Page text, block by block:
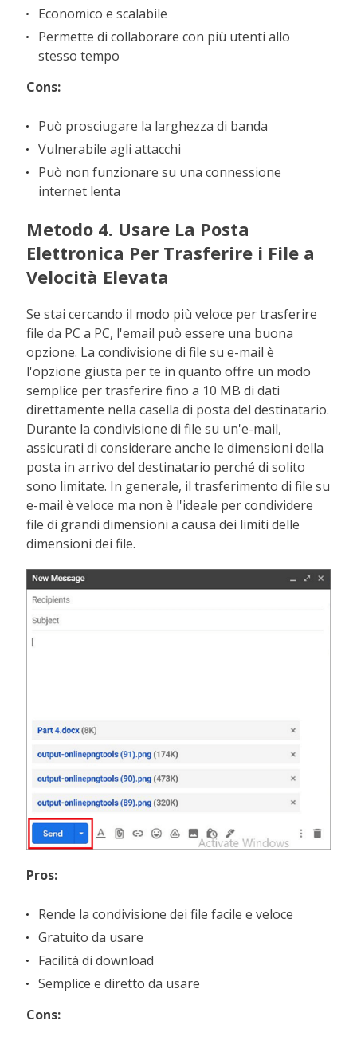
Economico e scalabile
Permette di collaborare con più utenti allo
stesso tempo
Cons:
Può prosciugare la larghezza di banda
Vulnerabile agli attacchi
Può non funzionare su una connessione
internet lenta
Metodo 4. Usare La Posta
Elettronica Per Trasferire i File a
Velocità Elevata
Se stai cercando il modo più veloce per trasferire
file da PC a PC, l'email può essere una buona
opzione. La condivisione di file su e-mail è
l'opzione giusta per te in quanto offre un modo
semplice per trasferire fino a 10 MB di dati
direttamente nella casella di posta del destinatario.
Durante la condivisione di file su un'e-mail,
assicurati di considerare anche le dimensioni della
posta in arrivo del destinatario perché di solito
sono limitate. In generale, il trasferimento di file su
e-mail è veloce ma non è l'ideale per condividere
file di grandi dimensioni a causa dei limiti delle
dimensioni dei file.
Pros:
Rende la condivisione dei file facile e veloce
Gratuito da usare
Facilità di download
Semplice e diretto da usare
Cons: